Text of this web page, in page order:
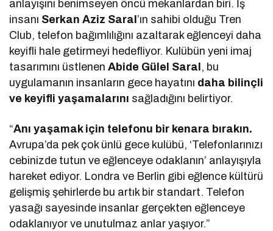
anlayışını benimseyen öncü mekanlardan biri. İş
insanı Serkan Aziz Saral’ın sahibi olduğu Tren
Club, telefon bağımlılığını azaltarak eğlenceyi daha
keyifli hale getirmeyi hedefliyor. Kulübün yeni imaj
tasarımını üstlenenAbide Gülel Saral , bu
uygulamanın insanların gece hayatını daha bilinçli
ve keyifli yaşamalarını sağladığını belirtiyor.
“Anı yaşamak için telefonu bir kenara bırakın.
Avrupa’da pek çok ünlü gece kulübü, ‘Telefonlarınızı
cebinizde tutun ve eğlenceye odaklanın’ anlayışıyla
hareket ediyor. Londra ve Berlin gibi eğlence kültürü
gelişmiş şehirlerde bu artık bir standart. Telefon
yasağı sayesinde insanlar gerçekten eğlenceye
odaklanıyor ve unutulmaz anlar yaşıyor.”